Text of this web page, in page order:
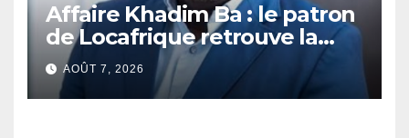
Affaire Khadim Ba : le patron
de Locafrique retrouve la
liberté.
AOÛT 7, 2026